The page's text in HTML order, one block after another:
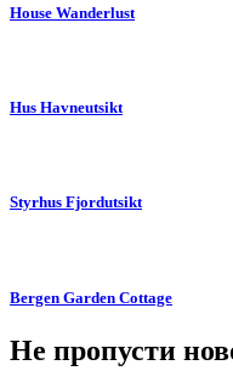
House Wanderlust
Hus Havneutsikt
Styrhus Fjordutsikt
Bergen Garden Cottage
Не пропусти